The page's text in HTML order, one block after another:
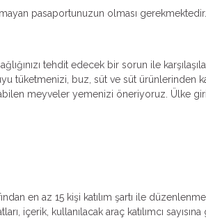
pasaportunuzun olması gerekmektedir.
tehdit edecek bir sorun ile
tüketmenizi, buz, süt ve süt ürünlerinden
meyveler yemenizi öneriyoruz. Ülke
en az 15 kişi katılım şartı ile
içerik, kullanılacak araç katılımcı